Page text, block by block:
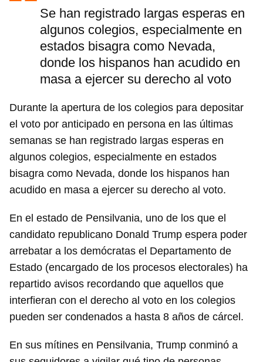
Se han registrado largas esperas en
algunos colegios, especialmente en
estados bisagra como Nevada,
donde los hispanos han acudido en
masa a ejercer su derecho al voto
Durante la apertura de los colegios para depositar
el voto por anticipado en persona en las últimas
semanas se han registrado largas esperas en
algunos colegios, especialmente en estados
bisagra como Nevada, donde los hispanos han
acudido en masa a ejercer su derecho al voto.
En el estado de Pensilvania, uno de los que el
candidato republicano Donald Trump espera poder
arrebatar a los demócratas el Departamento de
Estado (encargado de los procesos electorales) ha
repartido avisos recordando que aquellos que
interfieran con el derecho al voto en los colegios
pueden ser condenados a hasta 8 años de cárcel.
En sus mítines en Pensilvania, Trump conminó a